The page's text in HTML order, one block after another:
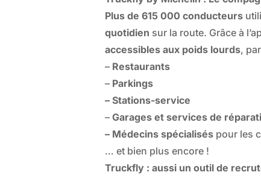
Plus de 615 000 conducteurs
quotidien sur la route. Grâce à
accessibles aux poids lourds,
– Restaurants
– Parkings
– Stations-service
– Garages et services de
– Médecins spécialiséspour les
… et bien plus encore !
Truckfly : aussi un outil de